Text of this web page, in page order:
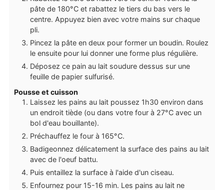
pâte de 180°C et rabattez le tiers du bas vers le
centre. Appuyez bien avec votre mains sur chaque
pli.
Pincez la pâte en deux pour former un boudin. Roulez
le ensuite pour lui donner une forme plus régulière.
Déposez ce pain au lait soudure dessus sur une
feuille de papier sulfurisé.
Pousse et cuisson
Laissez les pains au lait poussez 1h30 environ dans
un endroit tiède (ou dans votre four à 27°C avec un
bol d'eau bouillante).
Préchauffez le four à 165°C.
Badigeonnez délicatement la surface des pains au lait
avec de l'oeuf battu.
Puis entaillez la surface à l'aide d'un ciseau.
Enfournez pour 15-16 min. Les pains au lait ne